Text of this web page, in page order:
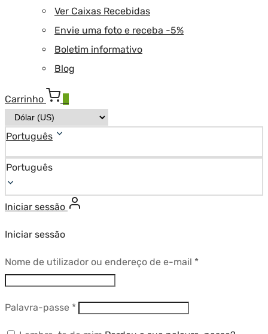
Ver Caixas Recebidas
Envie uma foto e receba -5%
Boletim informativo
Blog
Carrinho
Português
Português
Iniciar sessão
Iniciar sessão
Nome de utilizador ou endereço de e-mail *Obrigatório
Palavra-passe *Obrigatório